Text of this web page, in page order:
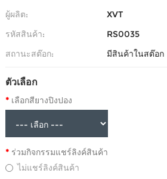
ผู้ผลิต:
XVT
รหัสสินค้า:
RS0035
สถานะสต๊อก:
มีสินค้าในสต๊อก
ตัวเลือก
เลือกสียางปิงปอง
ร่วมกิจกรรมแชร์ลิงค์สินค้า
ไม่แชร์ลิงค์สินค้า